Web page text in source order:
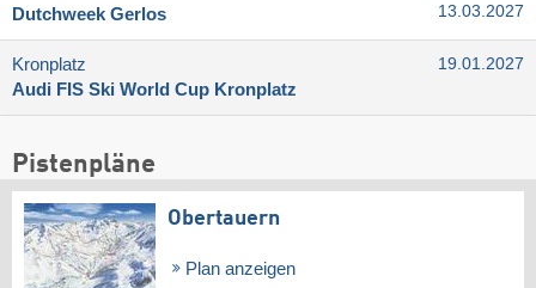
Dutchweek Gerlos
13.03.2027
Kronplatz
Audi FIS Ski World Cup Kronplatz
19.01.2027
Pistenpläne
Obertauern
Plan anzeigen